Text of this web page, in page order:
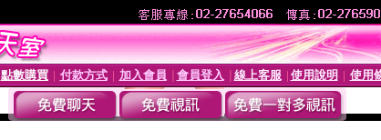
點數購買│ 付款方式│ 加入會員 會員登入 線上客服 使用說明 使用